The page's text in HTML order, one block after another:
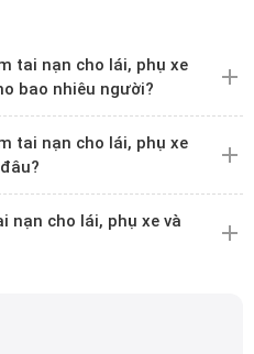
tai nạn cho lái, phụ xe
bao nhiêu người?
tai nạn cho lái, phụ xe
nạn cho lái, phụ xe và